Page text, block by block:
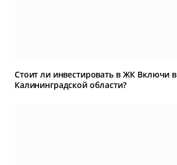
Стоит ли инвестировать в ЖК Включи в
Калининградской области?